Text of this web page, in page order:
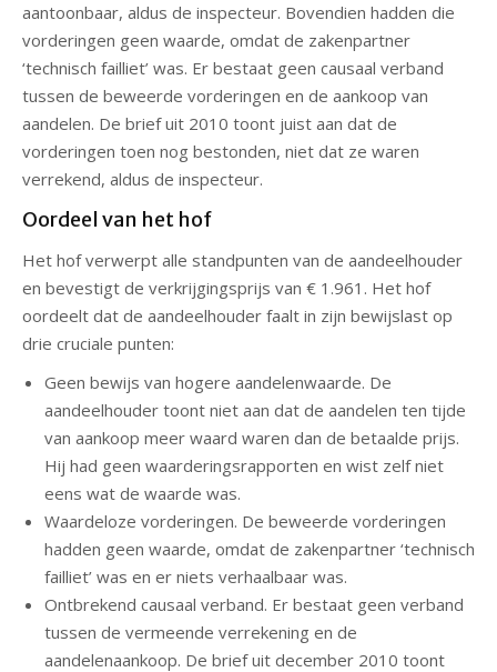
aantoonbaar, aldus de inspecteur. Bovendien hadden die
vorderingen geen waarde, omdat de zakenpartner
‘technisch failliet’ was. Er bestaat geen causaal verband
tussen de beweerde vorderingen en de aankoop van
aandelen. De brief uit 2010 toont juist aan dat de
vorderingen toen nog bestonden, niet dat ze waren
verrekend, aldus de inspecteur.
Oordeel van het hof
Het hof verwerpt alle standpunten van de aandeelhouder
en bevestigt de verkrijgingsprijs van € 1.961. Het hof
oordeelt dat de aandeelhouder faalt in zijn bewijslast op
drie cruciale punten:
Geen bewijs van hogere aandelenwaarde. De
aandeelhouder toont niet aan dat de aandelen ten tijde
van aankoop meer waard waren dan de betaalde prijs.
Hij had geen waarderingsrapporten en wist zelf niet
eens wat de waarde was.
Waardeloze vorderingen. De beweerde vorderingen
hadden geen waarde, omdat de zakenpartner ‘technisch
failliet’ was en er niets verhaalbaar was.
Ontbrekend causaal verband. Er bestaat geen verband
tussen de vermeende verrekening en de
aandelenaankoop. De brief uit december 2010 toont